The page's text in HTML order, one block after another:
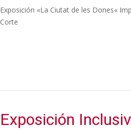
Exposición «La Ciutat de les Dones«
Corte
Exposición